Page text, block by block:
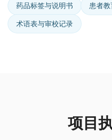
药品标签与说明书 患者
术语表与审校记录
项目